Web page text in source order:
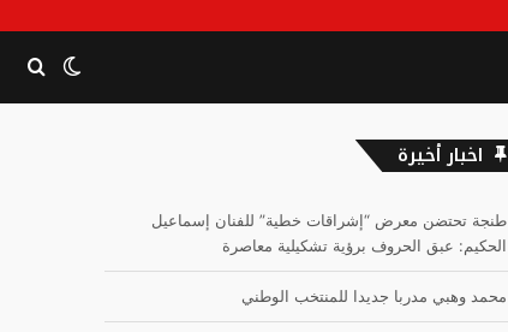
الوضع
اخبار أخيرة
طنجة تحتضن معرض “إشراقات خطية” للفنان إسماعيل
الحكيم: عبق الحروف برؤية تشكيلية معاصرة
محمد وهبي مدربا جديدا للمنتخب الوطني